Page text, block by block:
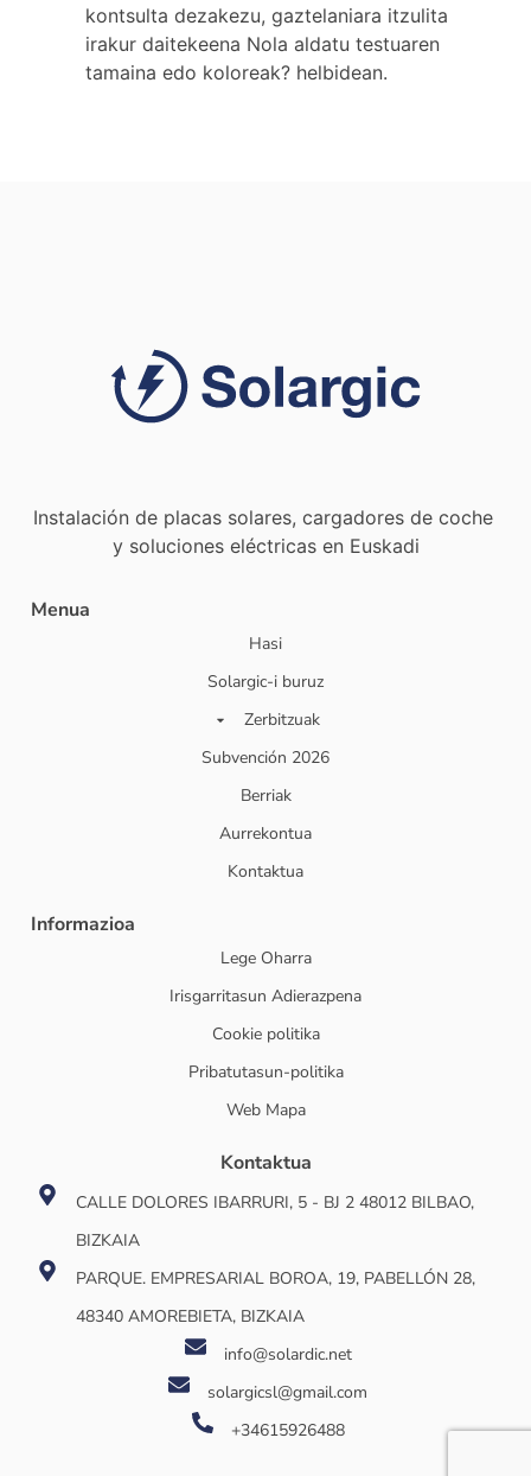
kontsulta dezakezu, gaztelaniara itzulita
irakur daitekeena Nola aldatu testuaren
tamaina edo koloreak? helbidean.
Instalación de placas solares, cargadores de coche
y soluciones eléctricas en Euskadi
Menua
Hasi
Solargic-i buruz
Zerbitzuak
Subvención 2026
Berriak
Aurrekontua
Kontaktua
Informazioa
Lege Oharra
Irisgarritasun Adierazpena
Cookie politika
Pribatutasun-politika
Web Mapa
Kontaktua
CALLE DOLORES IBARRURI, 5 - BJ 2 48012 BILBAO,
BIZKAIA
PARQUE. EMPRESARIAL BOROA, 19, PABELLÓN 28,
48340 AMOREBIETA, BIZKAIA
info@solardic.net
solargicsl@gmail.com
+34615926488